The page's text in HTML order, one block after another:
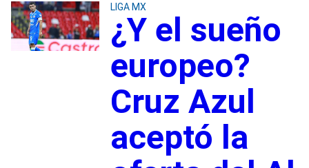
LIGA MX
¿Y el sueño
europeo?
Cruz Azul
aceptó la